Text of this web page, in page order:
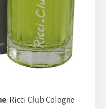
: Ricci Club Cologne